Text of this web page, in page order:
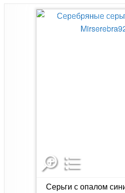
Серьги с опалом